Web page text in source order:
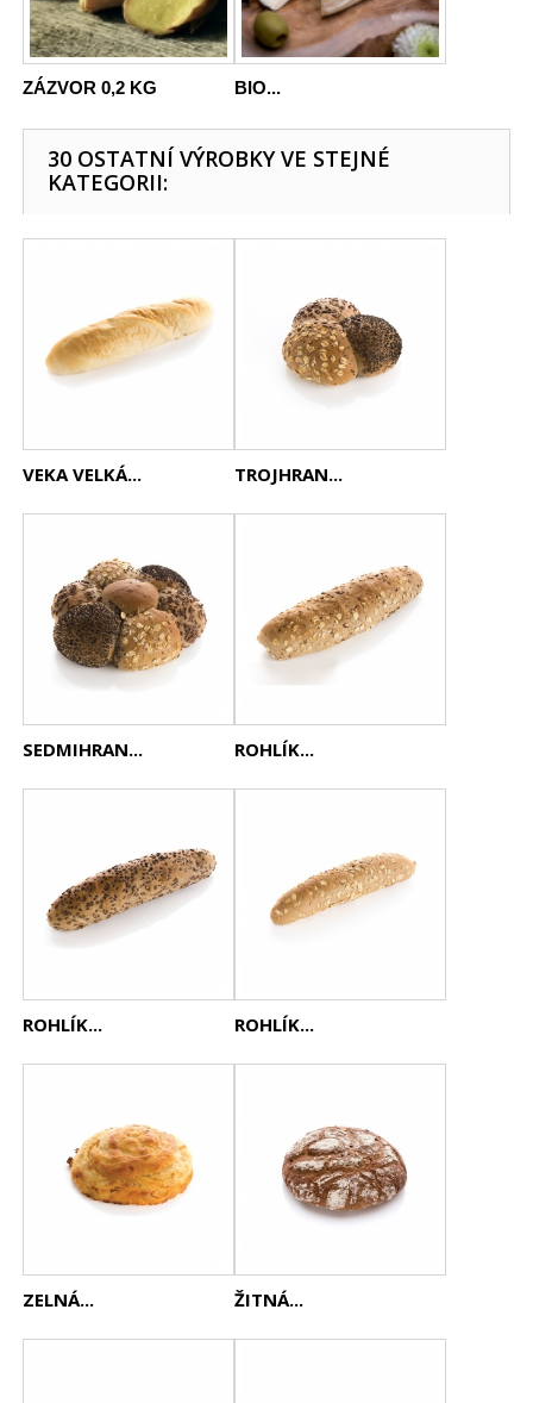
ZÁZVOR 0,2 KG BIO...
30 OSTATNÍ VÝROBKY VE STEJNÉ
KATEGORII:
VEKA VELKÁ... TROJHRAN...
SEDMIHRAN... ROHLÍK...
ROHLÍK... ROHLÍK...
ZELNÁ... ŽITNÁ...